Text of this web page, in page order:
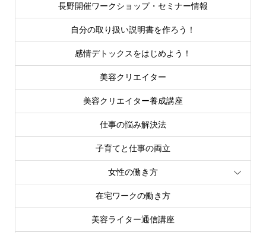
長野開催ワークショップ・セミナー情報
自分の取り扱い説明書を作ろう！
感情デトックスをはじめよう！
美容クリエイター
美容クリエイター養成講座
仕事の悩み解決法
子育てと仕事の両立
女性の働き方
在宅ワークの働き方
美容ライター通信講座